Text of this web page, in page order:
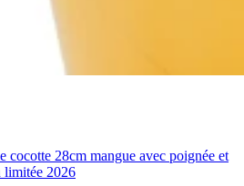
28cm mangue avec poignée et
limitée 2026